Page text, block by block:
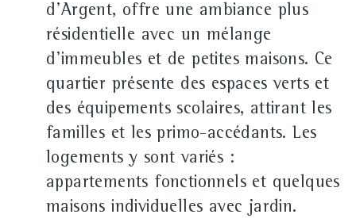
d'Argent, offre une ambiance plus
résidentielle avec un mélange
d'immeubles et de petites maisons. Ce
quartier présente des espaces verts et
des équipements scolaires, attirant les
familles et les primo-accédants. Les
logements y sont variés :
appartements fonctionnels et quelques
maisons individuelles avec jardin.